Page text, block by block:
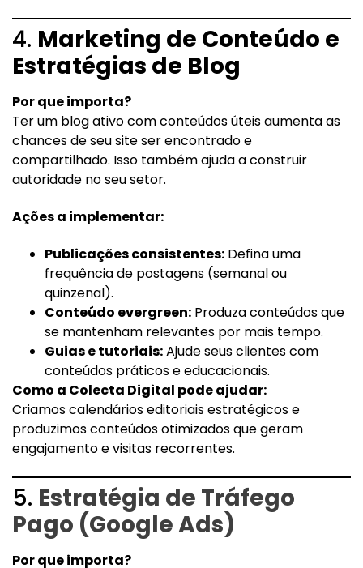
4. Marketing de Conteúdo e
Estratégias de Blog
Por que importa?
Ter um blog ativo com conteúdos úteis aumenta as
chances de seu site ser encontrado e
compartilhado. Isso também ajuda a construir
autoridade no seu setor.
Ações a implementar:
Publicações consistentes: Defina uma
frequência de postagens (semanal ou
quinzenal).
Conteúdo evergreen: Produza conteúdos que
se mantenham relevantes por mais tempo.
Guias e tutoriais:Ajude seus clientes com
conteúdos práticos e educacionais.
Como a Colecta Digital pode ajudar:
Criamos calendários editoriais estratégicos e
produzimos conteúdos otimizados que geram
engajamento e visitas recorrentes.
5. Estratégia de Tráfego
Pago (Google Ads)
Por que importa?